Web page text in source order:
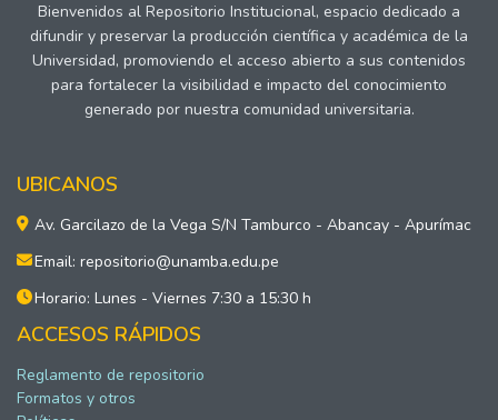
Bienvenidos al Repositorio Institucional, espacio dedicado a
difundir y preservar la producción científica y académica de la
Universidad, promoviendo el acceso abierto a sus contenidos
para fortalecer la visibilidad e impacto del conocimiento
generado por nuestra comunidad universitaria.
UBICANOS
Av. Garcilazo de la Vega S/N Tamburco - Abancay - Apurímac
Email: repositorio@unamba.edu.pe
Horario: Lunes - Viernes 7:30 a 15:30 h
ACCESOS RÁPIDOS
Reglamento de repositorio
Formatos y otros